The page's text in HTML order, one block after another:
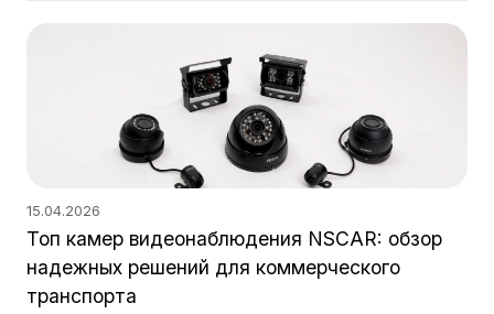
15.04.2026
Топ камер видеонаблюдения NSCAR: обзор
надежных решений для коммерческого
транспорта